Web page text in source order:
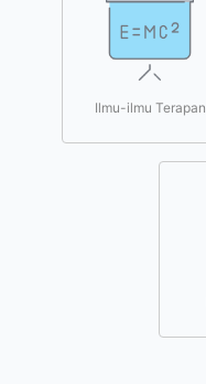
Ilmu-ilmu Terapan